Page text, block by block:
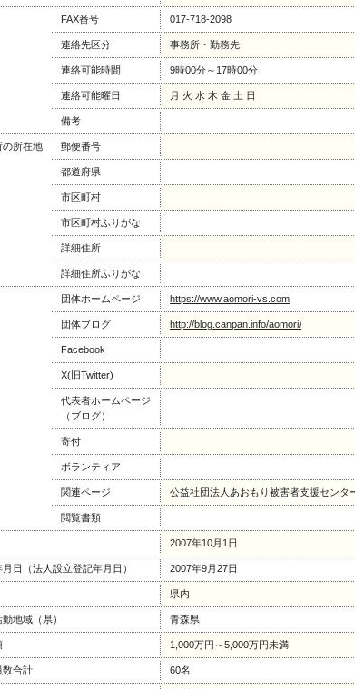
FAX番号 017-718-2098
連絡先区分 事務所・勤務先
連絡可能時間 9時00分～17時00分
連絡可能曜日 月 火 水 木 金 土 日
備考
の所在地 郵便番号
都道府県
市区町村
市区町村ふりがな
詳細住所
詳細住所ふりがな
団体ホームページ https://www.aomori-vs.com
団体ブログ http://blog.canpan.info/aomori/
Facebook
X(旧Twitter)
代表者ホームページ
（ブログ）
寄付
ボランティア
関連ページ 公益社団法人あおもり被害者支援セン
閲覧書類
2007年10月1日
日（法人設立登記年月日） 2007年9月27日
県内
地域（県） 青森県
1,000万円～5,000万円未満
数合計 60名